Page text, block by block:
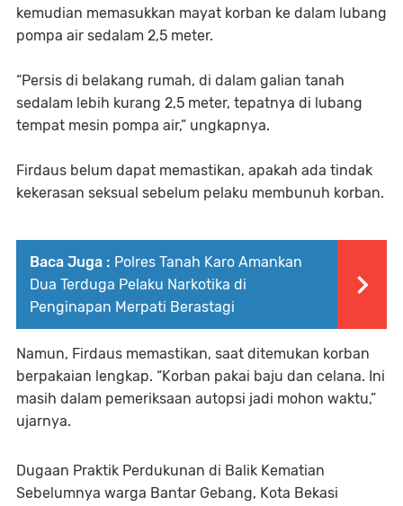
kemudian memasukkan mayat korban ke dalam lubang
pompa air sedalam 2,5 meter.
“Persis di belakang rumah, di dalam galian tanah
sedalam lebih kurang 2,5 meter, tepatnya di lubang
tempat mesin pompa air,” ungkapnya.
Firdaus belum dapat memastikan, apakah ada tindak
kekerasan seksual sebelum pelaku membunuh korban.
Baca Juga : Polres Tanah Karo Amankan
Dua Terduga Pelaku Narkotika di
Penginapan Merpati Berastagi
Namun, Firdaus memastikan, saat ditemukan korban
berpakaian lengkap. “Korban pakai baju dan celana. Ini
masih dalam pemeriksaan autopsi jadi mohon waktu,”
ujarnya.
Dugaan Praktik Perdukunan di Balik Kematian
Sebelumnya warga Bantar Gebang, Kota Bekasi